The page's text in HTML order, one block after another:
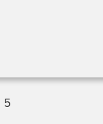
5